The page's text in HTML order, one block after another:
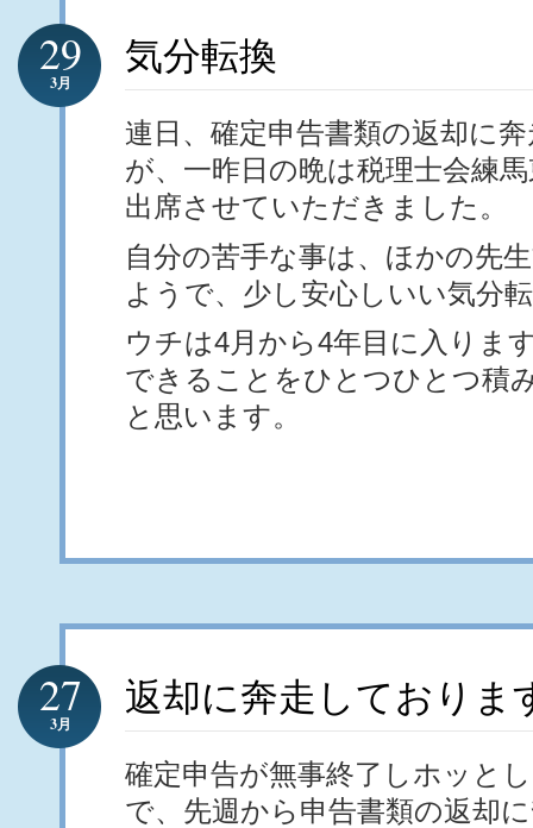
気分転換
29
3月
連日、確定申告書類の返却に
が、一昨日の晩は税理士会練
出席させていただきました。
自分の苦手な事は、ほかの先
ようで、少し安心しいい気分
ウチは4月から4年目に入りま
できることをひとつひとつ積
と思います。
返却に奔走しておりま
27
3月
確定申告が無事終了しホッと
で、先週から申告書類の返却